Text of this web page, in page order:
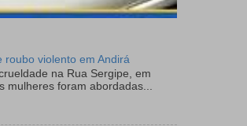
violento em Andirá
na Rua Sergipe, em
mulheres foram abordadas...